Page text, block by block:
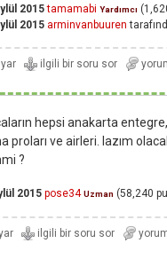
2015 tamamabi Yardımcı (
2015 arminvanbuuren
hepsi anakarta
proları ve airleri. lazım
?
2015 pose34 Uzman (58,240